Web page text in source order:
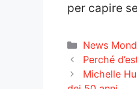
per capire
Categorie
News
Perché
Michelle